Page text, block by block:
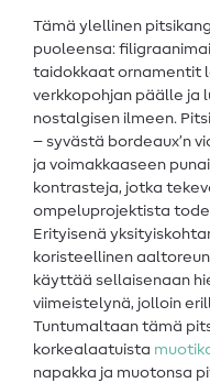
Tämä ylellinen
puoleensa:
taidokkaat ornamentit
verkkopohjan päälle ja
nostalgisen ilmeen.
– syvästä bordeaux’n
ja voimakkaaseen
kontrasteja, jotka
ompeluprojektista
Erityisenä
koristeellinen
käyttää sellaisenaan
viimeistelynä, jolloin
Tuntumaltaan tämä
korkealaatuista
napakka ja muotonsa